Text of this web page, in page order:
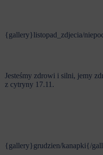
{gallery}listopad_zdjecia/
Jesteśmy zdrowi i silni, jemy
z cytryny 17.11.
{gallery}grudzien/kanapki{/